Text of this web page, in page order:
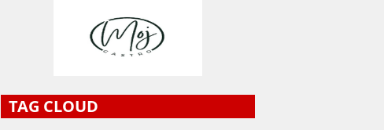
TAG CLOUD